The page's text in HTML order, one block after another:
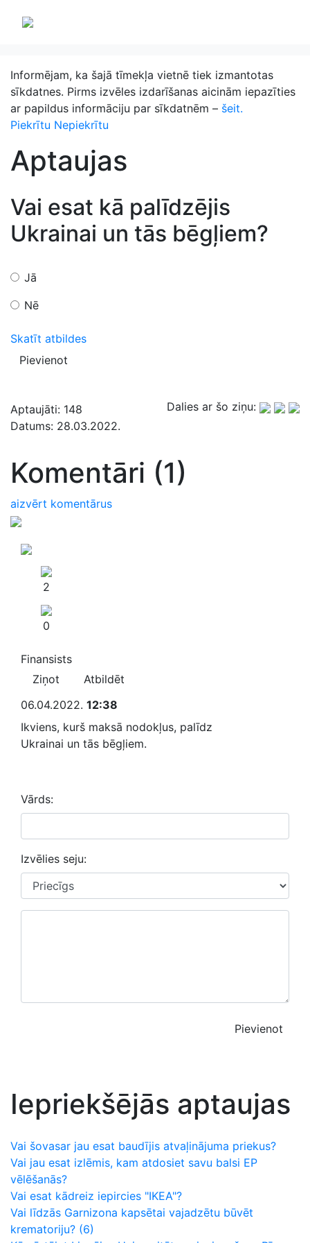
Informējam, ka šajā tīmekļa vietnē tiek izmantotas
sīkdatnes. Pirms izvēles izdarīšanas aicinām iepazīties
ar papildus informāciju par sīkdatnēm – šeit.
Piekrītu Nepiekrītu
Aptaujas
Vai esat kā palīdzējis
Ukrainai un tās bēgļiem?
Jā
Nē
Skatīt atbildes
Pievienot
Aptaujāti: 148
Dalies ar šo ziņu:
Datums: 28.03.2022.
Komentāri (1)
aizvērt komentārus
2
0
Finansists
Ziņot
Atbildēt
06.04.2022. 12:38
Ikviens, kurš maksā nodokļus, palīdz
Ukrainai un tās bēgļiem.
Vārds:
Izvēlies seju:
Pievienot
Iepriekšējās aptaujas
Vai šovasar jau esat baudījis atvaļinājuma priekus?
Vai jau esat izlēmis, kam atdosiet savu balsi EP
vēlēšanās?
Vai esat kādreiz iepircies "IKEA"?
Vai līdzās Garnizona kapsētai vajadzētu būvēt
krematoriju? (6)